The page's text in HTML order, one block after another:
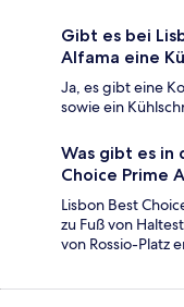
Gibt es bei
Alfama eine
Ja, es gibt eine
sowie ein
Was gibt es in
Choice Prime
Lisbon Best
zu Fuß von
von Rossio-Platz